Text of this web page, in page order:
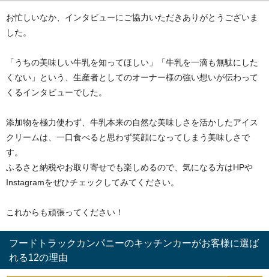
お忙しいなか、インタビューにご協力いただきありがとうございま
した。
「うちの美味しい牛乳を知ってほしい」「牛乳を一滴も無駄にした
くない」という、生産者としてのオーナー様の強い想いが伝わって
くるインタビューでした。
添加物を極力使わず、牛乳本来の自然な美味しさを活かしたアイス
クリームは、一口食べると思わず笑顔になってしまう美味しさで
す。
ふるさと納税やお取り寄せでも楽しめるので、気になる方はHPや
Instagramをぜひチェックしてみてください。
これからも頑張ってください！
フードトラックカンパニーのキッチンカーがお客様に選ば
れる12の理由